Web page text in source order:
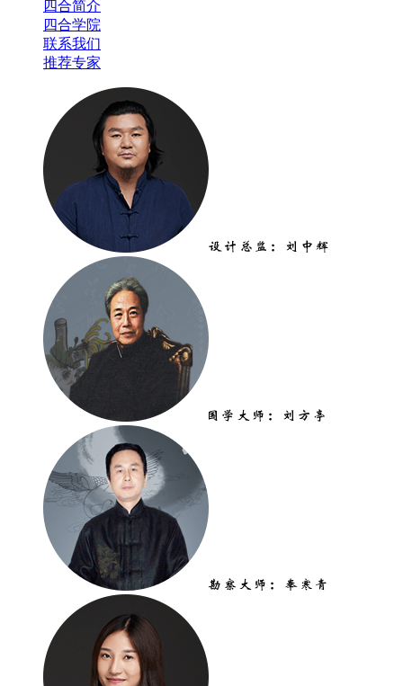
四合简介
四合学院
联系我们
推荐专家